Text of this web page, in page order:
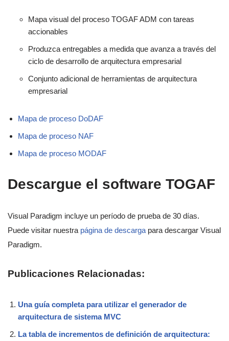
Mapa visual del proceso TOGAF ADM con tareas
accionables
Produzca entregables a medida que avanza a través del
ciclo de desarrollo de arquitectura empresarial
Conjunto adicional de herramientas de arquitectura
empresarial
Mapa de proceso DoDAF
Mapa de proceso NAF
Mapa de proceso MODAF
Descargue el software TOGAF
Visual Paradigm incluye un período de prueba de 30 días.
Puede visitar nuestra página de descarga para descargar Visual
Paradigm.
Publicaciones Relacionadas:
Una guía completa para utilizar el generador de
arquitectura de sistema MVC
La tabla de incrementos de definición de arquitectura: